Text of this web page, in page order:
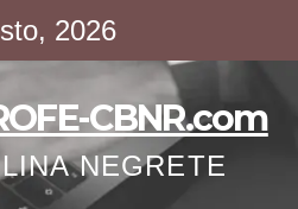
2026
CBNR.com
NEGRETE